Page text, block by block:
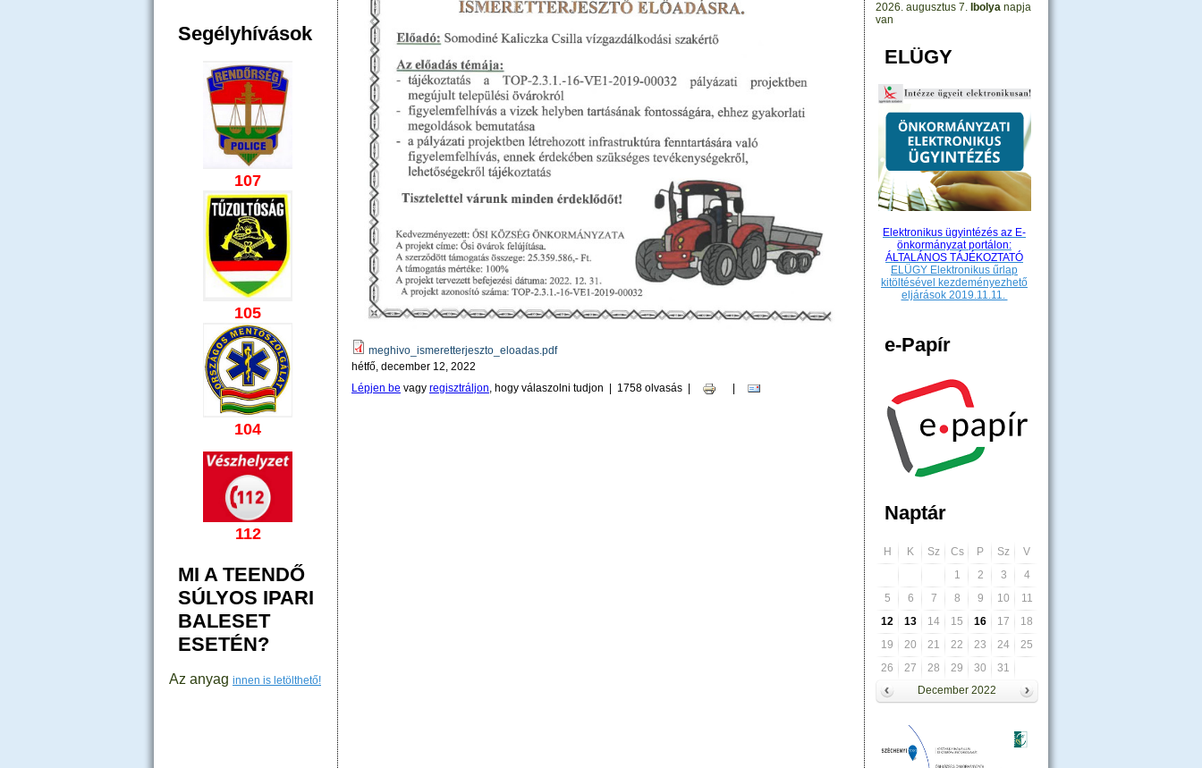
Segélyhívások
107
105
104
112
MI A TEENDŐ
SÚLYOS IPARI
BALESET
ESETÉN?
Az anyag innen is letölthető!
meghivo_ismeretterjeszto_eloadas.pdf
hétfő, december 12, 2022
Lépjen be vagy regisztráljon , hogy válaszolni tudjon | 1758 olvasás | |
2026. augusztus 7. Ibolya napja
van
ELÜGY
Elektronikus ügyintézés az E-
önkormányzat portálon:
ÁLTALÁNOS TÁJÉKOZTATÓ
ELÜGY Elektronikus űrlap
kitöltésével kezdeményezhető
eljárások 2019.11.11.
e-Papír
Naptár
H K Sz Cs P Sz
V
1
2 3
4
5
6 7 8 9 10
11
12
13 14 15 16 17
18
19
20 21 22 23 24
25
26
27 28 29 30
31
December 2022